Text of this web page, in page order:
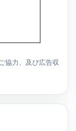
協力、及び広告収